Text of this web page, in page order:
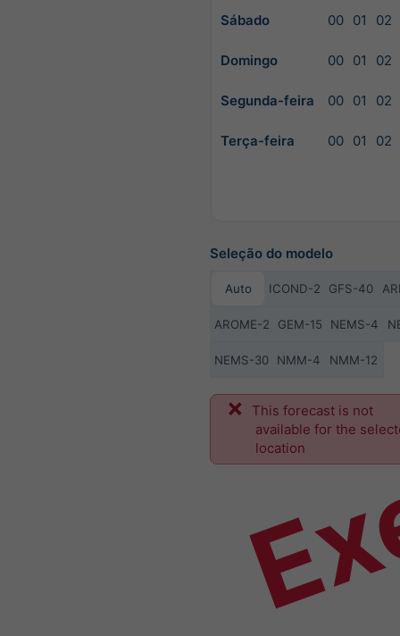
Sábado 00 01 02
Domingo 00 01 02
Segunda-feira 00 01 02
Terça-feira 00 01 02
Seleção do modelo
Auto ICOND-2 GFS-40
AROME-2 GEM-15 NEMS-4
NEMS-30 NMM-4 NMM-12
This forecast is not
available for the
location